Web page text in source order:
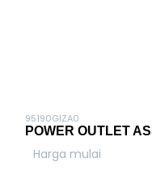
95190GIZA0
POWER OUTLET
Harga mulai